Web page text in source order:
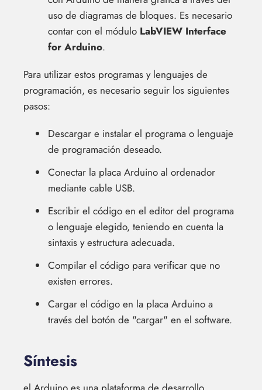
uso de diagramas de bloques. Es necesario
contar con el módulo LabVIEW Interface
for Arduino.
Para utilizar estos programas y lenguajes de
programación, es necesario seguir los siguientes
pasos:
Descargar e instalar el programa o lenguaje
de programación deseado.
Conectar la placa Arduino al ordenador
mediante cable USB.
Escribir el código en el editor del programa
o lenguaje elegido, teniendo en cuenta la
sintaxis y estructura adecuada.
Compilar el código para verificar que no
existen errores.
Cargar el código en la placa Arduino a
través del botón de "cargar" en el software.
Síntesis